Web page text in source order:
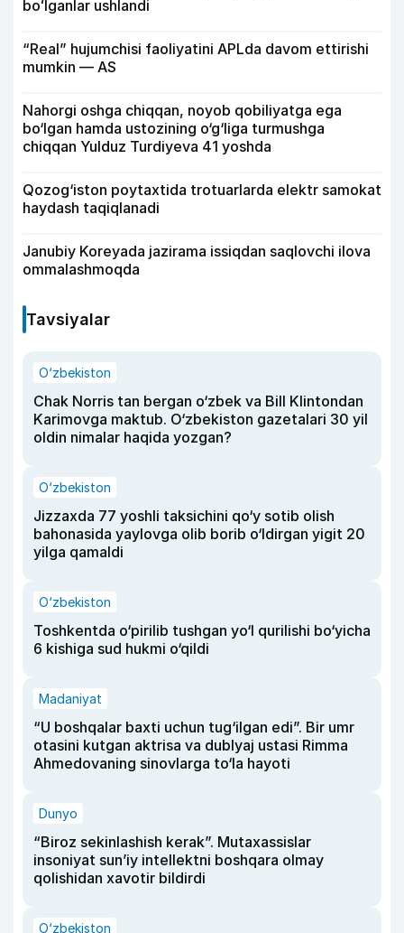
boʻlganlar ushlandi
“Real” hujumchisi faoliyatini APLda davom ettirishi
mumkin — AS
Nahorgi oshga chiqqan, noyob qobiliyatga ega
bo‘lgan hamda ustozining o‘g‘liga turmushga
chiqqan Yulduz Turdiyeva 41 yoshda
Qozog‘iston poytaxtida trotuarlarda elektr samokat
haydash taqiqlanadi
Janubiy Koreyada jazirama issiqdan saqlovchi ilova
ommalashmoqda
Tavsiyalar
O‘zbekiston
Chak Norris tan bergan o‘zbek va Bill Klintondan
Karimovga maktub. O‘zbekiston gazetalari 30 yil
oldin nimalar haqida yozgan?
O‘zbekiston
Jizzaxda 77 yoshli taksichini qo‘y sotib olish
bahonasida yaylovga olib borib o‘ldirgan yigit 20
yilga qamaldi
O‘zbekiston
Toshkentda o‘pirilib tushgan yo‘l qurilishi bo‘yicha
6 kishiga sud hukmi o‘qildi
Madaniyat
“U boshqalar baxti uchun tug‘ilgan edi”. Bir umr
otasini kutgan aktrisa va dublyaj ustasi Rimma
Ahmedovaning sinovlarga to‘la hayoti
Dunyo
“Biroz sekinlashish kerak”. Mutaxassislar
insoniyat sun’iy intellektni boshqara olmay
qolishidan xavotir bildirdi
O‘zbekiston